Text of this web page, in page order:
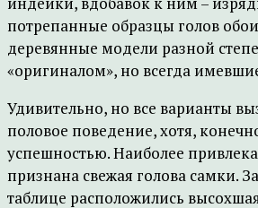
потрепанные образцы голов
деревянные модели разной
«оригиналом», но всегда
Удивительно, но все варианты
половое поведение, хотя,
успешностью. Наиболее
признана свежая голова самки.
таблице расположились